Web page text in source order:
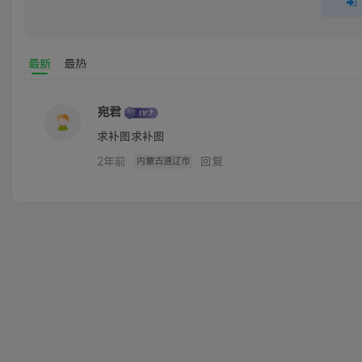
最新 最热
宛君
求补图求补图
2年前
内蒙古通辽市 回复